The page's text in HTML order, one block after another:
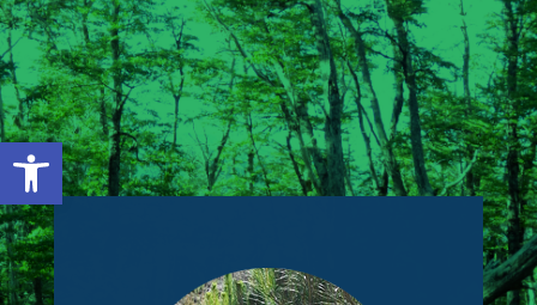
Abrir barra de herramientas